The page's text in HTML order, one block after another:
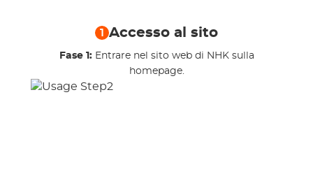
1 Accesso al sito
Fase 1: Entrare nel sito web di NHK sulla
homepage.